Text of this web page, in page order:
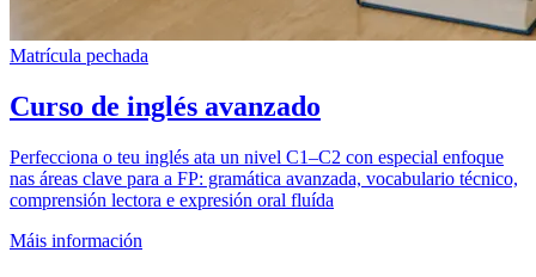
Matrícula pechada
Curso de inglés avanzado
Perfecciona o teu inglés ata un nivel C1–C2 con especial enfoque
nas áreas clave para a FP: gramática avanzada, vocabulario técnico,
comprensión lectora e expresión oral fluída
Máis información